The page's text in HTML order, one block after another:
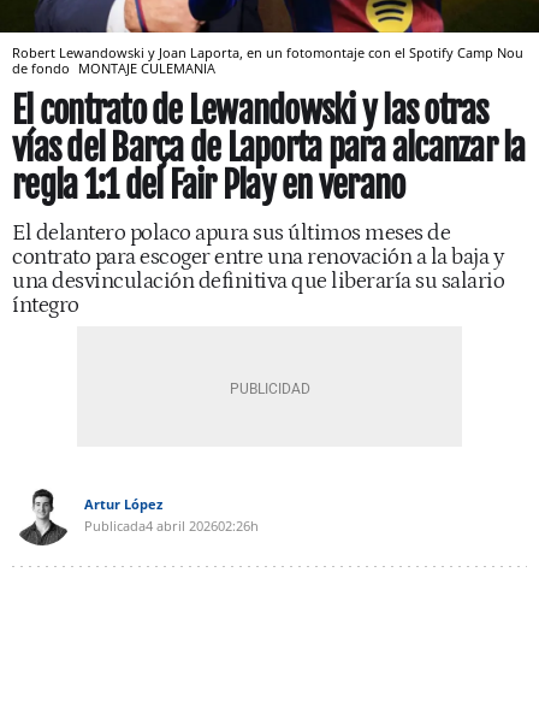
Robert Lewandowski y Joan Laporta, en un fotomontaje con el Spotify Camp Nou
de fondo MONTAJE CULEMANIA
El contrato de Lewandowski y las otras
vías del Barça de Laporta para alcanzar la
regla 1:1 del Fair Play en verano
El delantero polaco apura sus últimos meses de
contrato para escoger entre una renovación a la baja y
una desvinculación definitiva que liberaría su salario
íntegro
Artur López
Publicada4 abril 202602:26h